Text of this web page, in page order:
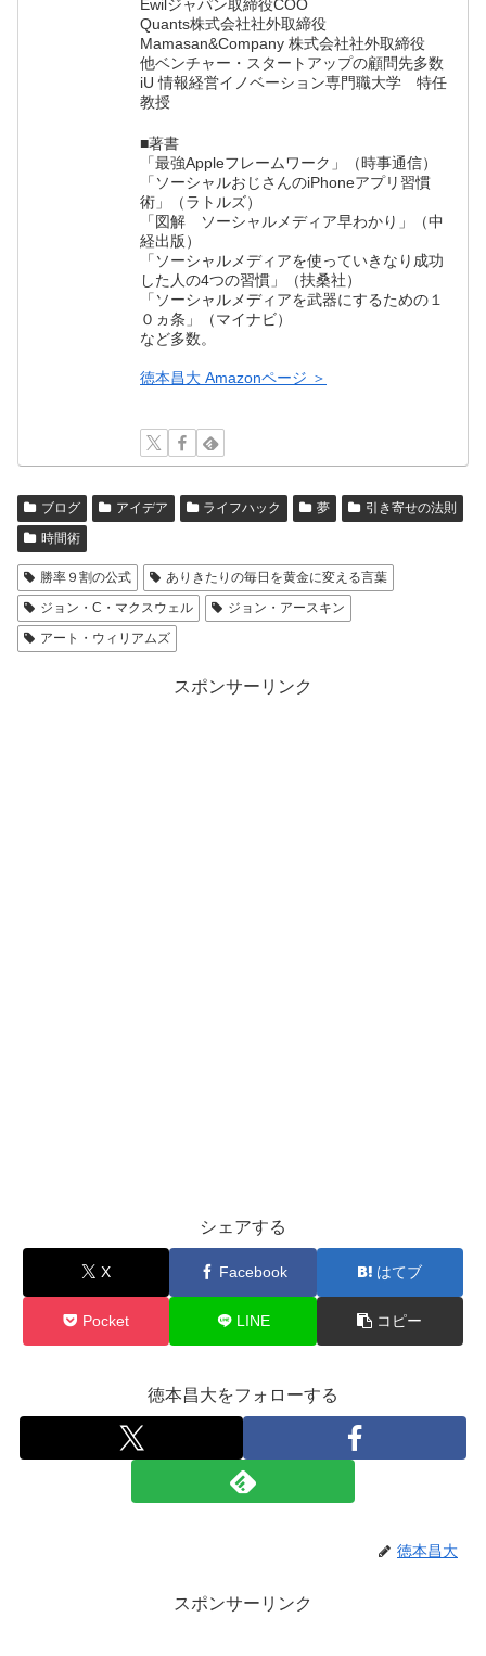
Ewilジャパン取締役COO
Quants株式会社社外取締役
Mamasan&Company 株式会社社外取締役
他ベンチャー・スタートアップの顧問先多数
iU 情報経営イノベーション専門職大学 特任
教授
■著書
「最強Appleフレームワーク」（時事通信）
「ソーシャルおじさんのiPhoneアプリ習慣
術」（ラトルズ）
「図解 ソーシャルメディア早わかり」（中
経出版）
「ソーシャルメディアを使っていきなり成功
した人の4つの習慣」（扶桑社）
「ソーシャルメディアを武器にするための１
０ヵ条」（マイナビ）
など多数。
徳本昌大 Amazonページ ＞
ブログ アイデア ライフハック 夢
引き寄せの法則
時間術
勝率９割の公式
ありきたりの毎日を黄金に変える言葉
ジョン・C・マクスウェル
ジョン・アースキン
アート・ウィリアムズ
スポンサーリンク
シェアする
X Facebook はてブ
Pocket LINE コピー
徳本昌大をフォローする
徳本昌大
スポンサーリンク